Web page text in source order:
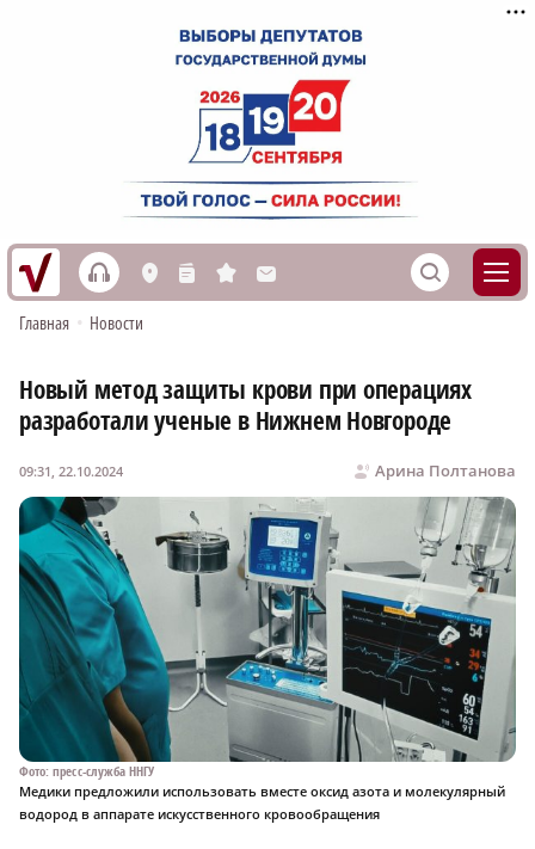
h L n s M S
Главная • Новости
Новый метод защиты крови при операциях
разработали ученые в Нижнем Новгороде
Арина Полтанова
09:31, 22.10.2024
Фото: пресс-служба ННГУ
Медики предложили использовать вместе оксид азота и молекулярный
водород в аппарате искусственного кровообращения